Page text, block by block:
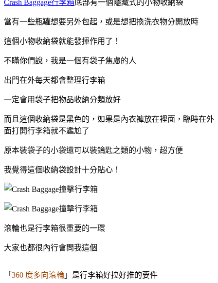
Crash Baggage行李箱底部有一個隱藏式的小物收納袋
當有一些瓶罐想要另外包起，或是想把換洗衣物分開放時
這個小物收納袋就能發揮作用了！
不瞞你們說，我是一個有袋子焦慮的人
出門在外每天都會整理行李箱
一定會用袋子把物品收納分類放好
而且這個收納袋是黑色的，如果是內衣褲放在裡面，臨時在外
面打開行李箱就不尷尬了
原本裝袋子的小袋還可以裝鑰匙之類的小物，超方便
我覺得這個收納袋設計十分貼心！
滾輪也是行李箱很重要的一環
大家也都很內行會問我這個
「 360 度多向滾輪 」是行李箱好拉好推的要件